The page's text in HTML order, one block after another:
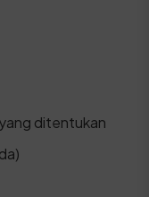
ditentukan